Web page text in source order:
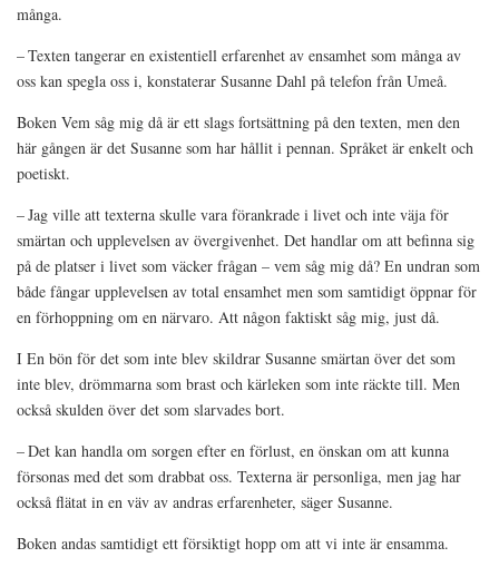
många.
– Texten tangerar en existentiell erfarenhet av ensamhet som många av
oss kan spegla oss i, konstaterar Susanne Dahl på telefon från Umeå.
Boken Vem såg mig då är ett slags fortsättning på den texten, men den
här gången är det Susanne som har hållit i pennan. Språket är enkelt och
poetiskt.
– Jag ville att texterna skulle vara förankrade i livet och inte väja för
smärtan och upplevelsen av övergivenhet. Det handlar om att befinna sig
på de platser i livet som väcker frågan – vem såg mig då? En undran som
både fångar upplevelsen av total ensamhet men som samtidigt öppnar för
en förhoppning om en närvaro. Att någon faktiskt såg mig, just då.
I En bön för det som inte blev skildrar Susanne smärtan över det som
inte blev, drömmarna som brast och kärleken som inte räckte till. Men
också skulden över det som slarvades bort.
– Det kan handla om sorgen efter en förlust, en önskan om att kunna
försonas med det som drabbat oss. Texterna är personliga, men jag har
också flätat in en väv av andras erfarenheter, säger Susanne.
Boken andas samtidigt ett försiktigt hopp om att vi inte är ensamma.